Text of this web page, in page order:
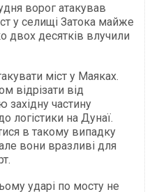
ворог атакував
у селищі Затока майже
двох десятків влучили
міст у Маяках.
відрізати від
західну частину
логістики на Дунаї.
в такому випадку
вони вразливі для
ударі по мосту не